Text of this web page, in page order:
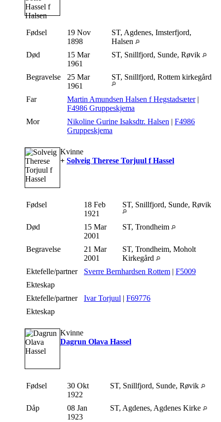
Fødsel
19 Nov
1898
ST, Agdenes, Imsterfjord,
Halsen
Død
15 Mar
1961
ST, Snillfjord, Sunde, Røvik
Begravelse
25 Mar
1961
ST, Snillfjord, Rottem kirkegård
Far Martin Amundsen Halsen f Hegstadsæter|
F4986 Gruppeskjema
Mor
Nikoline Gurine Isaksdtr. Halsen | F4986
Gruppeskjema
Kvinne
+ Solveig Therese Torjuul f Hassel
Fødsel
18 Feb
1921
ST, Snillfjord, Sunde, Røvik
Død
15 Mar
2001
ST, Trondheim
Begravelse
21 Mar
2001
ST, Trondheim, Moholt
Kirkegård
Ektefelle/partner
Sverre Bernhardsen Rottem | F5009
Ekteskap
Ektefelle/partner
Ivar Torjuul | F69776
Ekteskap
Kvinne
Dagrun Olava Hassel
Fødsel
30 Okt
1922
ST, Snillfjord, Sunde, Røvik
Dåp
08 Jan
1923
ST, Agdenes, Agdenes Kirke